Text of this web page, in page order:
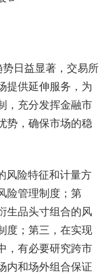
势日益显著，交易所
提供延伸服务，为
，充分发挥金融市
势，确保市场的稳
风险特征和计量方
险管理制度；第
生品头寸组合的风
度；第三，在实现
，有必要研究跨市
内和场外组合保证